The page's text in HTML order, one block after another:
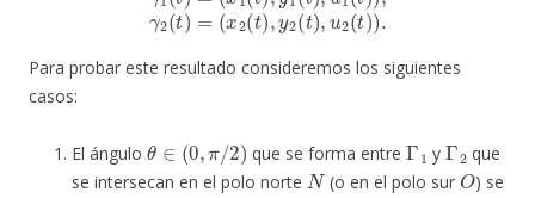
Para probar este resultado consideremos los siguientes
casos:
El ángulo
θ 0, 2)
que se forma entre
Γ1
y
Γ2
que
se intersecan en el polo norte
N
(o en el polo sur
O
) se